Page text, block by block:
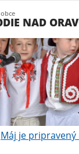
NAD
Máj je